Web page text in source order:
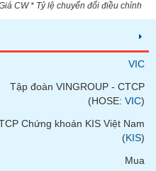
CW * Tỷ lệ chuyển đổi điều chỉnh
VIC
Tập đoàn VINGROUP - CTCP
(HOSE: VIC)
Chứng khoán KIS Việt Nam
(KIS)
Mua